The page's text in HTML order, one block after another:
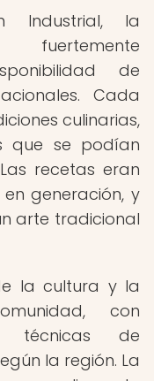
Industrial, la
de
Cada
culinarias,
que se podían
recetas eran
generación, y
arte tradicional
la cultura y la
con
técnicas de
la región. La